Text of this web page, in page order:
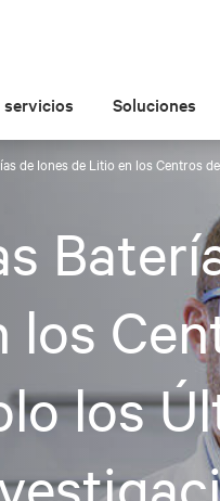
Soluciones
de Iones de Litio en los Centros
los
los